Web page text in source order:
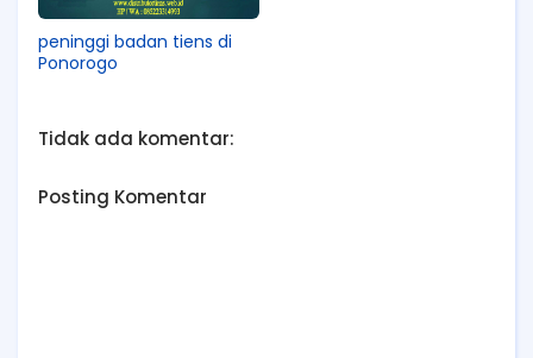
peninggi badan tiens di
Ponorogo
Tidak ada komentar:
Posting Komentar